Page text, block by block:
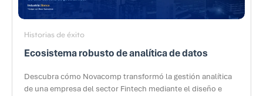
Historias de éxito
Ecosistema robusto de analítica de datos
Descubra cómo Novacomp transformó la gestión analítica
de una empresa del sector Fintech mediante el diseño e